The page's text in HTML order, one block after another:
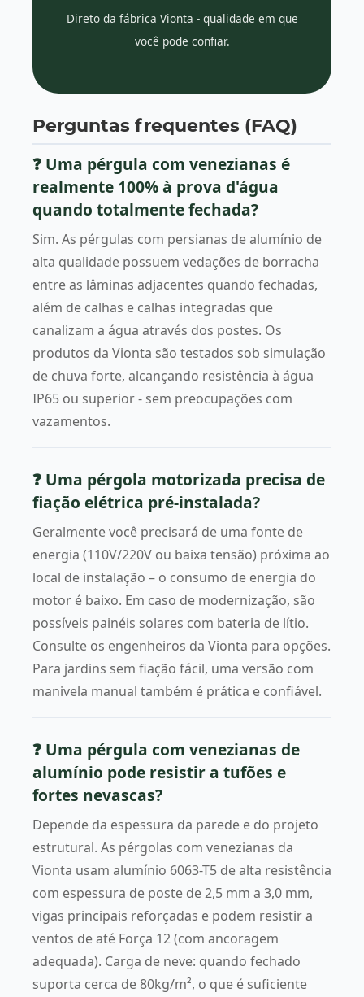
Direto da fábrica Vionta - qualidade em que
você pode confiar.
Perguntas frequentes (FAQ)
❓ Uma pérgula com venezianas é
realmente 100% à prova d'água
quando totalmente fechada?
Sim. As pérgulas com persianas de alumínio de
alta qualidade possuem vedações de borracha
entre as lâminas adjacentes quando fechadas,
além de calhas e calhas integradas que
canalizam a água através dos postes. Os
produtos da Vionta são testados sob simulação
de chuva forte, alcançando resistência à água
IP65 ou superior - sem preocupações com
vazamentos.
❓ Uma pérgola motorizada precisa de
fiação elétrica pré-instalada?
Geralmente você precisará de uma fonte de
energia (110V/220V ou baixa tensão) próxima ao
local de instalação – o consumo de energia do
motor é baixo. Em caso de modernização, são
possíveis painéis solares com bateria de lítio.
Consulte os engenheiros da Vionta para opções.
Para jardins sem fiação fácil, uma versão com
manivela manual também é prática e confiável.
❓ Uma pérgula com venezianas de
alumínio pode resistir a tufões e
fortes nevascas?
Depende da espessura da parede e do projeto
estrutural. As pérgolas com venezianas da
Vionta usam alumínio 6063-T5 de alta resistência
com espessura de poste de 2,5 mm a 3,0 mm,
vigas principais reforçadas e podem resistir a
ventos de até Força 12 (com ancoragem
adequada). Carga de neve: quando fechado
suporta cerca de 80kg/m², o que é suficiente